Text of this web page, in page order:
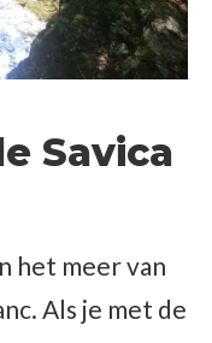
Savica
het meer van
Als je met de